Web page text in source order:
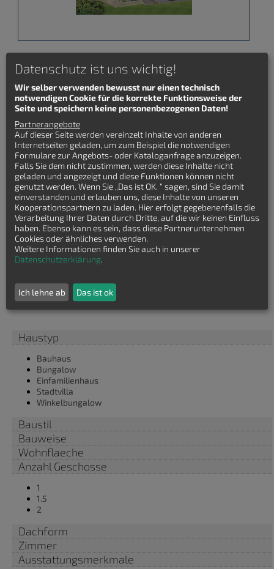
Alle Grundrisse
Keinen passenden Grundriss gefunden?
Lasssen Sie sich kostenfrei Grundrisse von
Hausbaufirmen senden!
Häuser finden
Haustyp
Bauhaus
Bungalow
Einfamilienhaus
Stadtvilla
Winkelbungalow
Baustil
Bauweise
Wohnflaeche
Anzahl Geschosse
1
1.5
2
Dachform
Zimmer
Ausstattungsmerkmale
Datenschutz ist uns wichtig!
Wir selber verwenden bewusst nur einen technisch
notwendigen Cookie für die korrekte Funktionsweise der
Seite und speichern keine personenbezogenen Daten!
Partnerangebote
Auf dieser Seite werden vereinzelt Inhalte von anderen
Internetseiten geladen, um zum Beispiel die notwendigen
Formulare zur Angebots- oder Kataloganfrage anzuzeigen.
Falls Sie dem nicht zustimmen, werden diese Inhalte nicht
geladen und angezeigt und diese Funktionen können nicht
genutzt werden. Wenn Sie „Das ist OK. “ sagen, sind Sie damit
einverstanden und erlauben uns, diese Inhalte von unseren
Kooperationspartnern zu laden. Hier erfolgt gegebenenfalls die
Verarbeitung Ihrer Daten durch Dritte, auf die wir keinen Einfluss
haben. Ebenso kann es sein, dass diese Partnerunternehmen
Cookies oder ähnliches verwenden.
Weitere Informationen finden Sie auch in unserer
Datenschutzerklärung.
Ich lehne ab Das ist ok